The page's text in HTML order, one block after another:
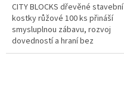
CITY BLOCKS dřevěné stavební
kostky růžové 100 ks přináší
smysluplnou zábavu, rozvoj
dovedností a hraní bez
obrazovek.